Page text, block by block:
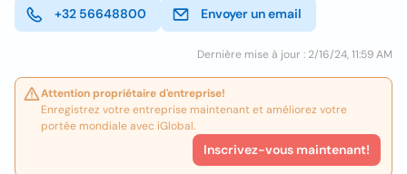
+32 56648800 Envoyer un email
Dernière mise à jour : 2/16/24, 11:59 AM
Attention propriétaire d'entreprise!
Enregistrez votre entreprise maintenant et améliorez votre
portée mondiale avec iGlobal.
Inscrivez-vous maintenant!